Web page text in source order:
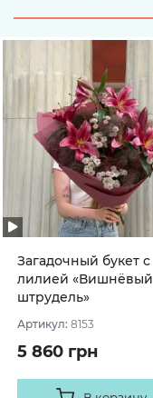
Загадочный букет с
лилией «Вишнёвый
штрудель»
Артикул: 8153
5 860 грн